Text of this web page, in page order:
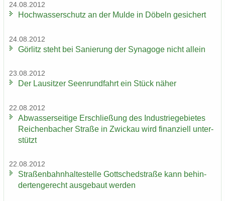
24.08.2012
Hoch­was­ser­schutz an der Mulde in Dö­beln ge­si­chert
24.08.2012
Gör­litz steht bei Sa­nie­rung der Syn­ago­ge nicht al­lein
23.08.2012
Der Lau­sit­zer Seen­rund­fahrt ein Stück näher
22.08.2012
Ab­was­ser­sei­ti­ge Er­schlie­ßung des In­dus­trie­ge­bie­tes
Rei­chen­ba­cher Stra­ße in Zwi­ckau wird fi­nan­zi­ell un­ter­
stützt
22.08.2012
Stra­ßen­bahn­hal­te­stel­le Gott­sched­stra­ße kann be­hin­
der­ten­ge­recht aus­ge­baut wer­den